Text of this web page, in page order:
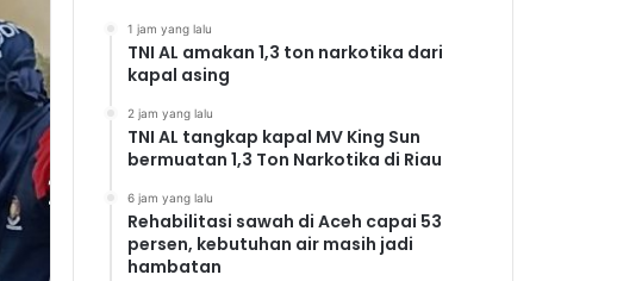
1 jam yang lalu
TNI AL amakan 1,3 ton narkotika dari
kapal asing
2 jam yang lalu
TNI AL tangkap kapal MV King Sun
bermuatan 1,3 Ton Narkotika di Riau
6 jam yang lalu
Rehabilitasi sawah di Aceh capai 53
persen, kebutuhan air masih jadi
hambatan